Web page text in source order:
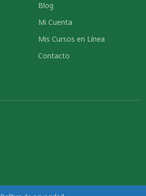
Blog
Mi Cuenta
Mis Cursos en Línea
Contacto